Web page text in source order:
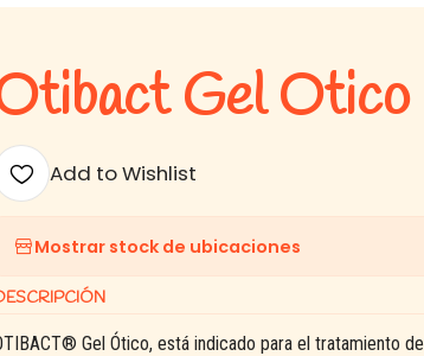
Gel Otico
Add to Wishlist
Mostrar stock de ubicaciones
Gel Ótico, está indicado para el tratamiento